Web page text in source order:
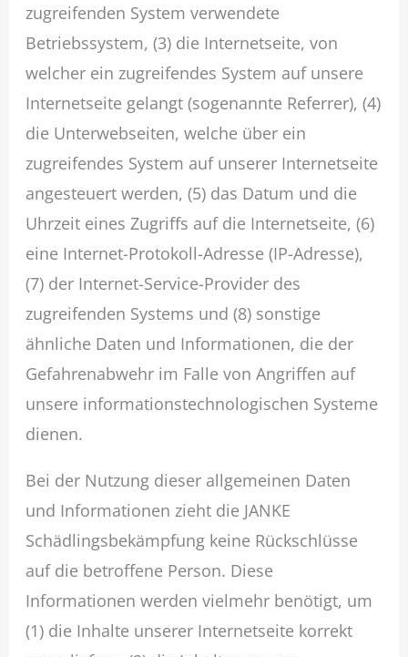
zugreifenden System verwendete
Betriebssystem, (3) die Internetseite, von
welcher ein zugreifendes System auf unsere
Internetseite gelangt (sogenannte Referrer), (4)
die Unterwebseiten, welche über ein
zugreifendes System auf unserer Internetseite
angesteuert werden, (5) das Datum und die
Uhrzeit eines Zugriffs auf die Internetseite, (6)
eine Internet-Protokoll-Adresse (IP-Adresse),
(7) der Internet-Service-Provider des
zugreifenden Systems und (8) sonstige
ähnliche Daten und Informationen, die der
Gefahrenabwehr im Falle von Angriffen auf
unsere informationstechnologischen Systeme
dienen.
Bei der Nutzung dieser allgemeinen Daten
und Informationen zieht die JANKE
Schädlingsbekämpfung keine Rückschlüsse
auf die betroffene Person. Diese
Informationen werden vielmehr benötigt, um
(1) die Inhalte unserer Internetseite korrekt